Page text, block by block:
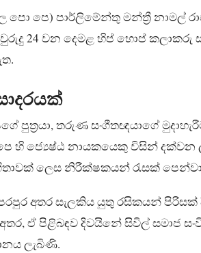
ල පො පෙ) පාර්ලිමේන්තු මන්ත්‍රී නාමල්
24 වන දෙමළ හිප් හොප් කලාකරු
පුත්‍රයා, තරුණ සංගීතඥයාගේ
හි ජ්‍යෙෂ්ඨ නායකයෙකු විසින් දක්වන
ලෙස නිරීක්ෂකයන් රැසක්
අතර සැලකිය යුතු රසිකයන්
අතර, ඒ පිළිබඳව දිවයිනේ සිවිල් සමාජ
ලැබිණි.